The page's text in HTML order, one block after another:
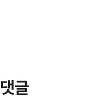
댓글